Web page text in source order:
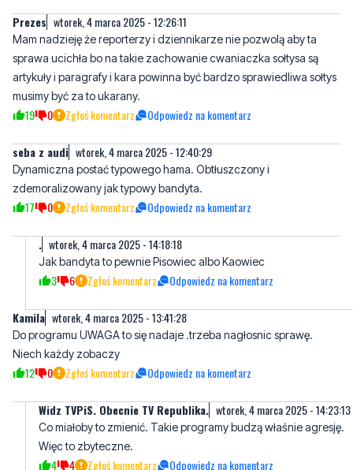
Prezes wtorek, 4 marca 2025 - 12:26:11
Mam nadzieję że reporterzy i dziennikarze nie pozwolą aby ta
sprawa ucichła bo na takie zachowanie cwaniaczka sołtysa są
artykuły i paragrafy i kara powinna być bardzo sprawiedliwa sołtys
musimy być za to ukarany.
19 0 Zgłoś komentarz Odpowiedz na komentarz
seba z audi wtorek, 4 marca 2025 - 12:40:29
Dynamiczna postać typowego hama. Obtłuszczony i
zdemoralizowany jak typowy bandyta.
17 0 Zgłoś komentarz Odpowiedz na komentarz
. wtorek, 4 marca 2025 - 14:18:18
Jak bandyta to pewnie Pisowiec albo Kaowiec
3 6 Zgłoś komentarz Odpowiedz na komentarz
Kamila wtorek, 4 marca 2025 - 13:41:28
Do programu UWAGA to się nadaje .trzeba nagłosnic sprawę.
Niech każdy zobaczy
12 0 Zgłoś komentarz Odpowiedz na komentarz
Widz TVPiS. Obecnie TV Republika. wtorek, 4 marca 2025 - 14:23:13
Co miałoby to zmienić. Takie programy budzą właśnie agresję.
Więc to zbyteczne.
4 4 Zgłoś komentarz Odpowiedz na komentarz